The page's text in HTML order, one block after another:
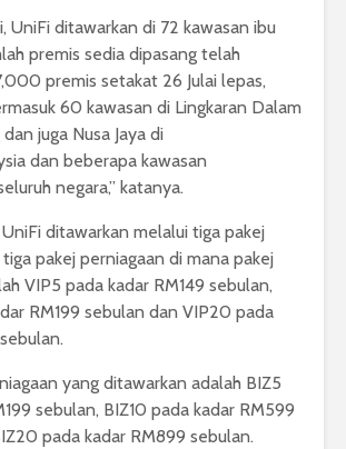
UniFi ditawarkan di 72 kawasan ibu
premis sedia dipasang telah
premis setakat 26 Julai lepas,
60 kawasan di Lingkaran Dalam
juga Nusa Jaya di
dan beberapa kawasan
negara,” katanya.
ditawarkan melalui tiga pakej
pakej perniagaan di mana pakej
VIP5 pada kadar RM149 sebulan,
RM199 sebulan dan VIP20 pada
yang ditawarkan adalah BIZ5
sebulan, BIZ10 pada kadar RM599
pada kadar RM899 sebulan.